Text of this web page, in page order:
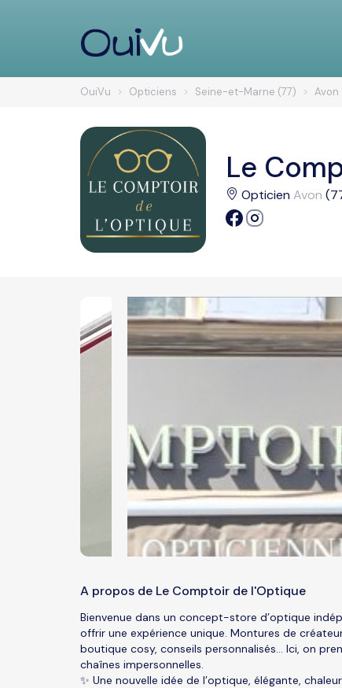
OuiVu Opticiens Seine-et-Marne (77) Avon
Le
Opticien Avon
A propos de Le Comptoir de l'Optique
Bienvenue dans un concept-store d’optique
offrir une expérience unique. Montures de
boutique cosy, conseils personnalisés… Ici, on
chaînes impersonnelles.
✨ Une nouvelle idée de l’optique, élégante,